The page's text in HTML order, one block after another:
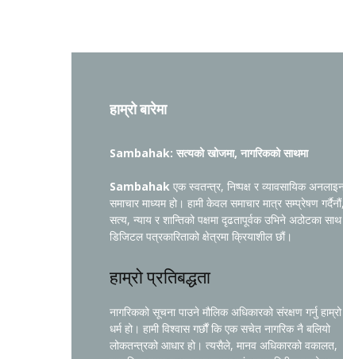
हाम्रो बारेमा
Sambahak: सत्यको खोजमा, नागरिकको साथमा
Sambahak एक स्वतन्त्र, निष्पक्ष र व्यावसायिक
समाचार माध्यम हो। हामी केवल समाचार मात्र सम्प्रेषण
सत्य, न्याय र शान्तिको पक्षमा दृढतापूर्वक उभिने अठोटका साथ
डिजिटल पत्रकारिताको क्षेत्रमा क्रियाशील छौं।
हाम्रो प्रतिबद्धता
नागरिकको सूचना पाउने मौलिक अधिकारको संरक्षण गर्नु
धर्म हो। हामी विश्वास गर्छौं कि एक सचेत नागरिक नै बलियो
लोकतन्त्रको आधार हो। त्यसैले, मानव अधिकारको वकालत,